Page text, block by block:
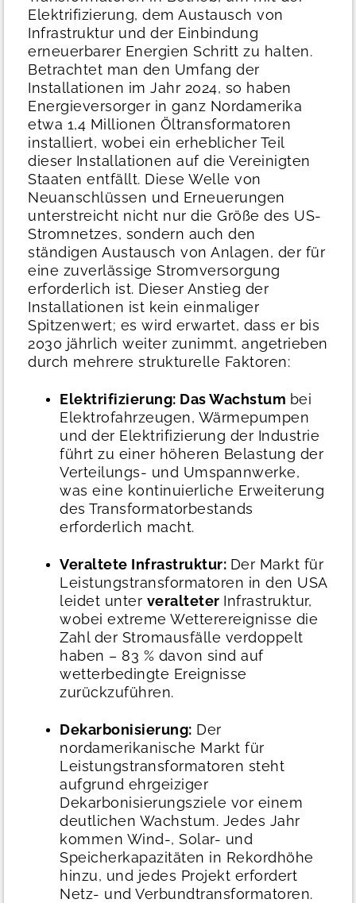
Elektrifizierung, dem Austausch von
Infrastruktur und der Einbindung
erneuerbarer Energien Schritt zu halten.
Betrachtet man den Umfang der
Installationen im Jahr 2024, so haben
Energieversorger in ganz Nordamerika
etwa 1,4 Millionen Öltransformatoren
installiert, wobei ein erheblicher Teil
dieser Installationen auf die Vereinigten
Staaten entfällt. Diese Welle von
Neuanschlüssen und Erneuerungen
unterstreicht nicht nur die Größe des US-
Stromnetzes, sondern auch den
ständigen Austausch von Anlagen, der für
eine zuverlässige Stromversorgung
erforderlich ist. Dieser Anstieg der
Installationen ist kein einmaliger
Spitzenwert; es wird erwartet, dass er bis
2030 jährlich weiter zunimmt, angetrieben
durch mehrere strukturelle Faktoren:
Elektrifizierung: Das Wachstum bei
Elektrofahrzeugen, Wärmepumpen
und der Elektrifizierung der Industrie
führt zu einer höheren Belastung der
Verteilungs- und Umspannwerke,
was eine kontinuierliche Erweiterung
des Transformatorbestands
erforderlich macht.
Veraltete Infrastruktur: Der Markt für
Leistungstransformatoren in den USA
leidet unter veralteter Infrastruktur,
wobei extreme Wetterereignisse die
Zahl der Stromausfälle verdoppelt
haben – 83 % davon sind auf
wetterbedingte Ereignisse
zurückzuführen.
Dekarbonisierung: Der
nordamerikanische Markt für
Leistungstransformatoren steht
aufgrund ehrgeiziger
Dekarbonisierungsziele vor einem
deutlichen Wachstum. Jedes Jahr
kommen Wind-, Solar- und
Speicherkapazitäten in Rekordhöhe
hinzu, und jedes Projekt erfordert
Netz- und Verbundtransformatoren.